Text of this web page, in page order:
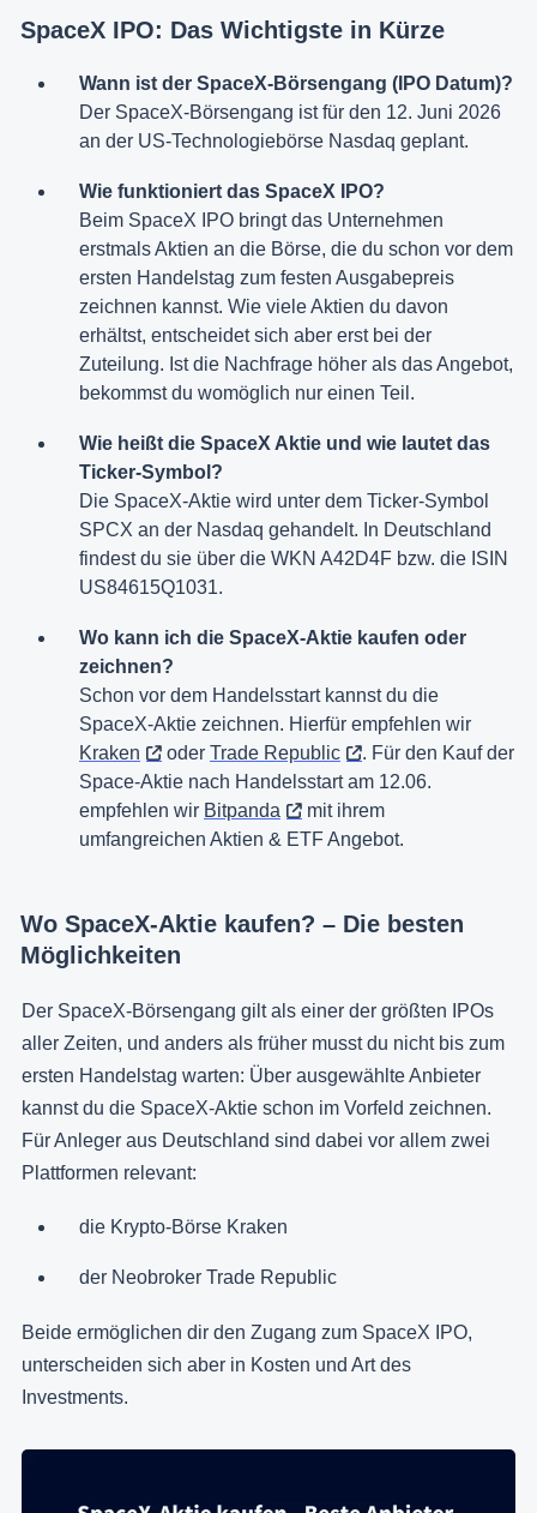
SpaceX IPO: Das Wichtigste in Kürze
Wann ist der SpaceX-Börsengang (IPO Datum)?
Der SpaceX-Börsengang ist für den 12. Juni 2026
an der US-Technologiebörse Nasdaq geplant.
Wie funktioniert das SpaceX IPO?
Beim SpaceX IPO bringt das Unternehmen
erstmals Aktien an die Börse, die du schon vor dem
ersten Handelstag zum festen Ausgabepreis
zeichnen kannst. Wie viele Aktien du davon
erhältst, entscheidet sich aber erst bei der
Zuteilung. Ist die Nachfrage höher als das Angebot,
bekommst du womöglich nur einen Teil.
Wie heißt die SpaceX Aktie und wie lautet das
Ticker-Symbol?
Die SpaceX-Aktie wird unter dem Ticker-Symbol
SPCX an der Nasdaq gehandelt. In Deutschland
findest du sie über die WKN A42D4F bzw. die ISIN
US84615Q1031.
Wo kann ich die SpaceX-Aktie kaufen oder
zeichnen?
Schon vor dem Handelsstart kannst du die
SpaceX-Aktie zeichnen. Hierfür empfehlen wir
Kraken
oder Trade Republic
. Für den Kauf der
Space-Aktie nach Handelsstart am 12.06.
empfehlen wir Bitpanda
mit ihrem
umfangreichen Aktien & ETF Angebot.
Wo SpaceX-Aktie kaufen? – Die besten
Möglichkeiten
Der SpaceX-Börsengang gilt als einer der größten IPOs
aller Zeiten, und anders als früher musst du nicht bis zum
ersten Handelstag warten: Über ausgewählte Anbieter
kannst du die SpaceX-Aktie schon im Vorfeld zeichnen.
Für Anleger aus Deutschland sind dabei vor allem zwei
Plattformen relevant:
die Krypto-Börse Kraken
der Neobroker Trade Republic
Beide ermöglichen dir den Zugang zum SpaceX IPO,
unterscheiden sich aber in Kosten und Art des
Investments.